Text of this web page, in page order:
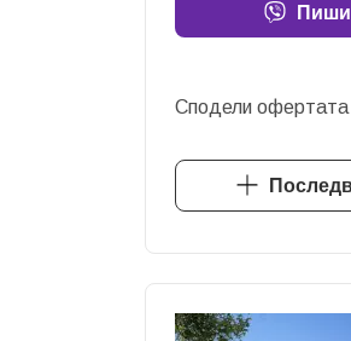
Сподели офертата